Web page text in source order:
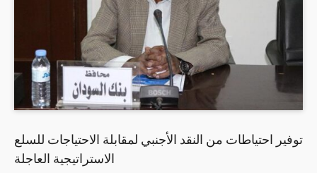
توفير احتياطات من النقد الأجنبي لمقابلة الاحتياجات للسلع
الاستراتيجية العاجلة